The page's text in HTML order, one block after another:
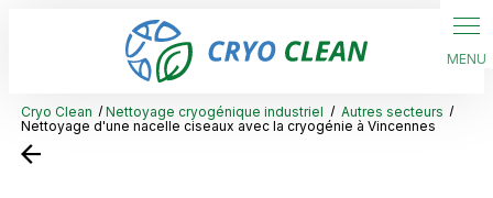
Cryo Clean Nettoyage cryogénique industriel
Autres secteurs
Nettoyage d'une nacelle ciseaux avec la cryogénie à Vincennes